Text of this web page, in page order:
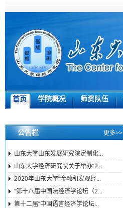
首页 学院概况 师资队伍
公告栏 更多>>
山东大学山东发展研究院定制化...
山东大学经济研究院关于举办“2...
2020年山东大学“金融和宏观经...
“第十八届中国法经济学论坛（2...
第十二届“中国语言经济学论坛...